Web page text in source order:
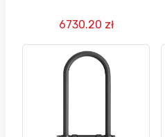
6730.20 zł